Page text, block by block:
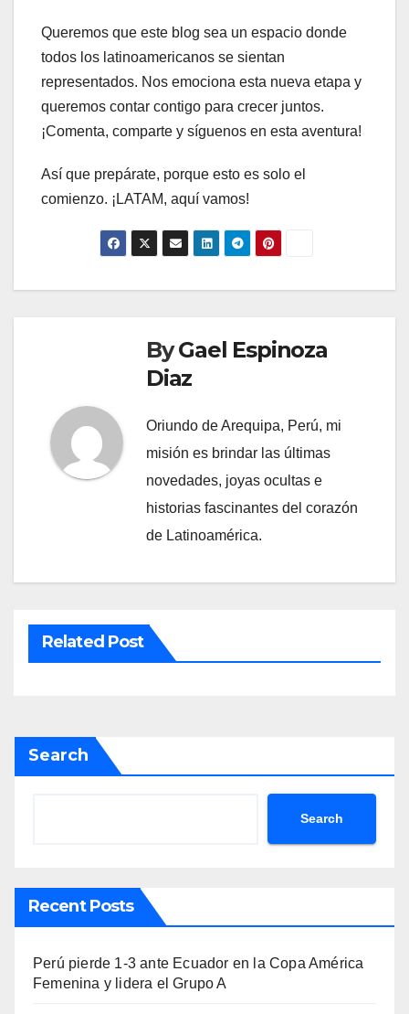
Queremos que este blog sea un espacio donde
todos los latinoamericanos se sientan
representados. Nos emociona esta nueva etapa y
queremos contar contigo para crecer juntos.
¡Comenta, comparte y síguenos en esta aventura!
Así que prepárate, porque esto es solo el
comienzo. ¡LATAM, aquí vamos!
ByGael Espinoza
Diaz
Oriundo de Arequipa, Perú, mi
misión es brindar las últimas
novedades, joyas ocultas e
historias fascinantes del corazón
de Latinoamérica.
Related Post
Search
Search
Recent Posts
Perú pierde 1-3 ante Ecuador en la Copa América
Femenina y lidera el Grupo A